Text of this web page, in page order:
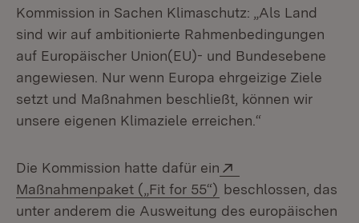
Kommission in Sachen Klimaschutz: „Als Land
sind wir auf ambitionierte Rahmenbedingungen
auf Europäischer Union(EU)- und Bundesebene
angewiesen. Nur wenn Europa ehrgeizige Ziele
setzt und Maßnahmen beschließt, können wir
unsere eigenen Klimaziele erreichen.“
Die Kommission hatte dafür ein
Maßnahmenpaket („Fit for 55“) (Öffnet in neuem
beschlossen, das
unter anderem die Ausweitung des europäischen